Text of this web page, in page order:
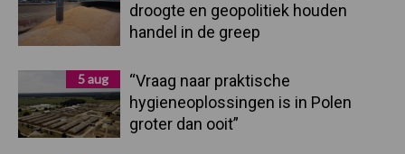
droogte en geopolitiek houden
handel in de greep
5 aug
“Vraag naar praktische
hygieneoplossingen is in Polen
groter dan ooit”